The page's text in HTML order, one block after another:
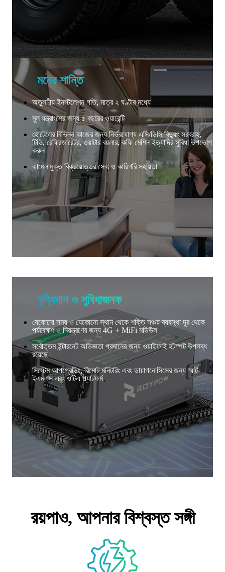
মনের শান্তি
অতুলনীয় ইনস্টলেশন গতি, মাত্র ২ ঘণ্টার মধ্যে
মূল যন্ত্রাংশের জন্য ৫ বছরের ওয়ারেন্টি
হোটেলের বিভিন্ন কাজের জন্য নির্ভরযোগ্য এসি/ডিসি বিদ্যুৎ সরবরাহ,
টিভি, রেফ্রিজারেটর, ওয়াটার বয়লার, কফি মেশিন ইত্যাদির সুবিধা উপভোগ
করুন।
ঝামেলামুক্ত বিক্রয়োত্তর সেবা ও কারিগরি সহায়তা
বুদ্ধিমান ও সুবিধাজনক
যেকোনো সময় ও যেকোনো স্থান থেকে শক্তি সঞ্চয় ব্যবস্থা দূর থেকে
পর্যবেক্ষণ ও নিয়ন্ত্রণের জন্য 4G + MiFi মডিউল
সর্বোত্তম ইন্টারনেট অভিজ্ঞতা প্রদানের জন্য ওয়াইফাই হটস্পট উপলব্ধ
রয়েছে।
সিস্টেম আপগ্রেডিং, রিমোট মনিটরিং এবং ডায়াগনোসিসের জন্য স্মার্ট
ইএমএস এবং ওটিএ প্ল্যাটফর্ম
রয়পাও, আপনার বিশ্বস্ত সঙ্গী